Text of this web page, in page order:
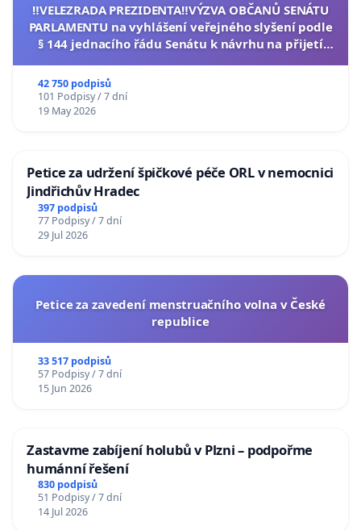
‼️VELEZRADA PREZIDENTA‼️VÝZVA OBČANŮ SENÁTU
PARLAMENTU na vyhlášení veřejného slyšení podle
§ 144 jednacího řádu Senátu k návrhu na přijetí
42 750 podpisů
101 Podpisy / 7 dní
19 May 2026
Petice za udržení špičkové péče ORL v nemocnici
Jindřichův Hradec
397 podpisů
77 Podpisy / 7 dní
29 Jul 2026
Petice za zavedení menstruačního volna v České
republice
33 517 podpisů
57 Podpisy / 7 dní
15 Jun 2026
Zastavme zabíjení holubů v Plzni – podpořme
humánní řešení
830 podpisů
51 Podpisy / 7 dní
14 Jul 2026